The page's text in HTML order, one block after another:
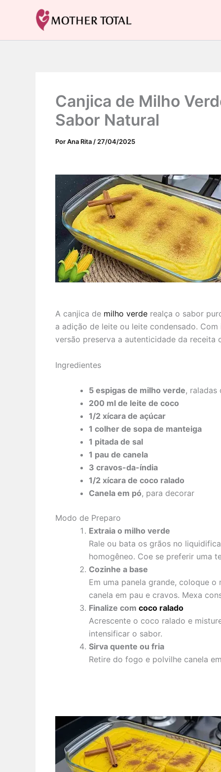
Canjica de Milho
Sabor Natural
PorAna Rita / 27/04/2025
A canjica de milho verde realça o sabor
a adição de leite ou leite condensado.
versão preserva a autenticidade da receita
Ingredientes
5 espigas de milho verde,
200 ml de leite de coco
1/2 xícara de açúcar
1 colher de sopa de manteiga
1 pitada de sal
1 pau de canela
3 cravos-da-índia
1/2 xícara de coco ralado
Canela em pó, para decorar
Modo de Preparo
Extraia o milho verde
Rale ou bata os grãos no
homogêneo. Coe se preferir uma
Cozinhe a base
Em uma panela grande, coloque
canela em pau e cravos. Mexa
Finalize com coco ralado
Acrescente o coco ralado e
intensificar o sabor.
Sirva quente ou fria
Retire do fogo e polvilhe canela